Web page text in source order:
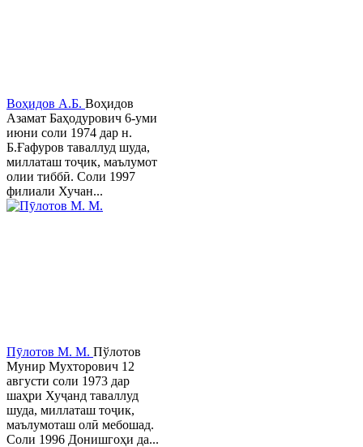
Воҳидов А.Б. Воҳидов
Азамат Баҳодурович 6-уми
июни соли 1974 дар н.
Б.Ғафуров таваллуд шуда,
миллаташ тоҷик, маълумот
олии тиббӣ. Соли 1997
филиали Хучан...
Пӯлотов М. М. Пўлотов
Мунир Мухторович 12
августи соли 1973 дар
шаҳри Хуҷанд таваллуд
шуда, миллаташ тоҷик,
маълумоташ олӣ мебошад.
Соли 1996 Донишгоҳи да...